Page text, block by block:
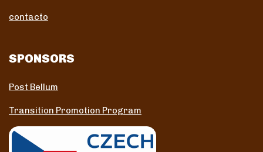
contacto
SPONSORS
Post Bellum
Transition Promotion Program